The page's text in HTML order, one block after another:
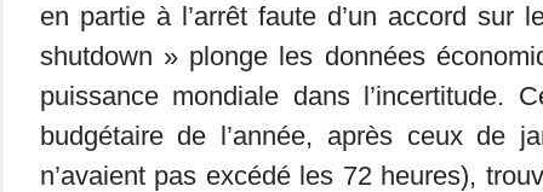
en partie à l’arrêt faute d’un accord sur
shutdown » plonge les données
puissance mondiale dans l’incertitude.
budgétaire de l’année, après ceux de
n’avaient pas excédé les 72 heures),